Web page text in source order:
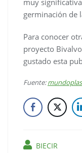
germinación de
Para conocer
proyecto
gustado esta
Fuente:
BIECIR